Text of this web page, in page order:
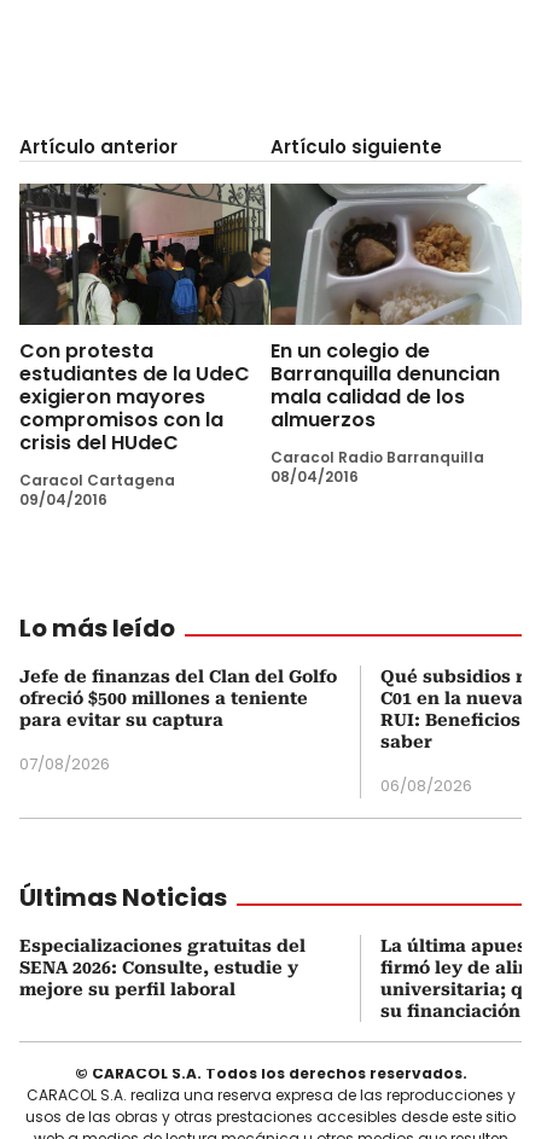
Artículo anterior
Con protesta
estudiantes de la UdeC
exigieron mayores
compromisos con la
crisis del HUdeC
Caracol Cartagena
09/04/2016
Artículo siguiente
En un colegio de
Barranquilla denuncian
mala calidad de los
almuerzos
Caracol Radio Barranquilla
08/04/2016
Lo más leído
Jefe de finanzas del Clan del Golfo
ofreció $500 millones a teniente
para evitar su captura
07/08/2026
Qué subsidios
C01 en la nueva
RUI: Beneficios
saber
06/08/2026
Últimas Noticias
Especializaciones gratuitas del
SENA 2026: Consulte, estudie y
mejore su perfil laboral
La última
firmó ley de
universitaria;
su financiación
© CARACOL S.A. Todos los derechos reservados.
CARACOL S.A. realiza una reserva expresa de las reproducciones y
usos de las obras y otras prestaciones accesibles desde este sitio